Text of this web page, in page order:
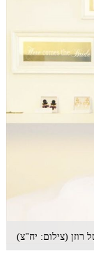
רוזן (צילום: יח"צ)